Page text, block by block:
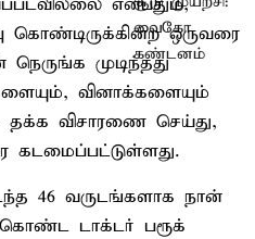
கொண்டிருக்கின்ற ஒருவரை
முடிந்தது
வினாக்களையும்
தக்க விசாரணை செய்து,
46 வருடங்களாக நான்
கொண்ட டாக்டர் பரூக்